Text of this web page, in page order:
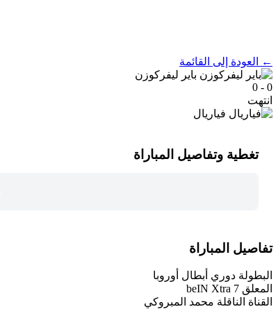
← العودة إلى القائمة
باير ليفركوزن
0 - 0
انتهت
فياريال
تغطية وتفاصيل المباراة
تفاصيل المباراة
البطولة دوري أبطال أوروبا
المعلق beIN Xtra 7
القناة الناقلة محمد المبروكي